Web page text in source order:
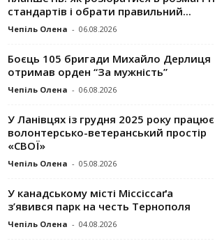
стандартів і обрати правильний...
Чепіль Олена - 06.08.2026
Боєць 105 бригади Михайло Дерлиця
отримав орден “За мужність”
Чепіль Олена - 06.08.2026
У Ланівцях із грудня 2025 року працює
волонтерсько-ветеранський простір
«СВОЇ»
Чепіль Олена - 05.08.2026
У канадському місті Міссіссаґа
з’явився парк на честь Тернополя
Чепіль Олена - 04.08.2026